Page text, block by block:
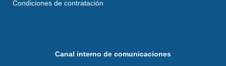
Condiciones de contratación
Canal interno de comunicaciones